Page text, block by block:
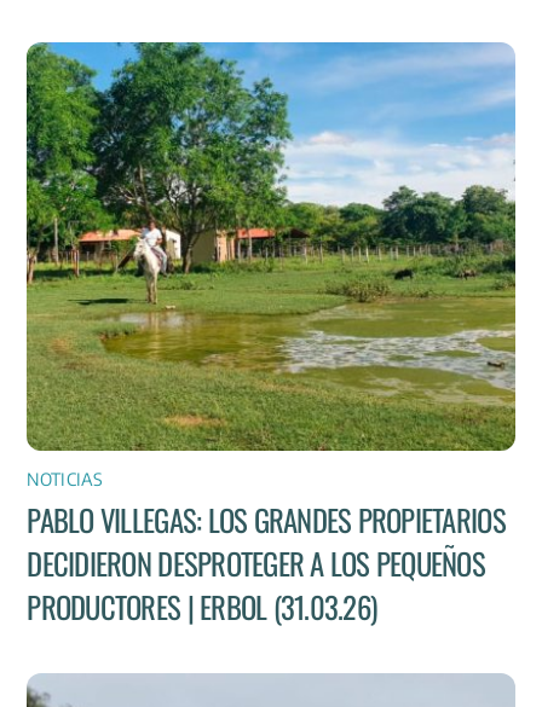
NOTICIAS
PABLO VILLEGAS: LOS GRANDES PROPIETARIOS
DECIDIERON DESPROTEGER A LOS PEQUEÑOS
PRODUCTORES | ERBOL (31.03.26)